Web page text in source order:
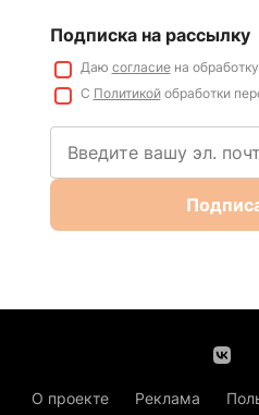
Подписка на рассылку
Даю согласиена
С Политикойобработки
О проекте Реклама